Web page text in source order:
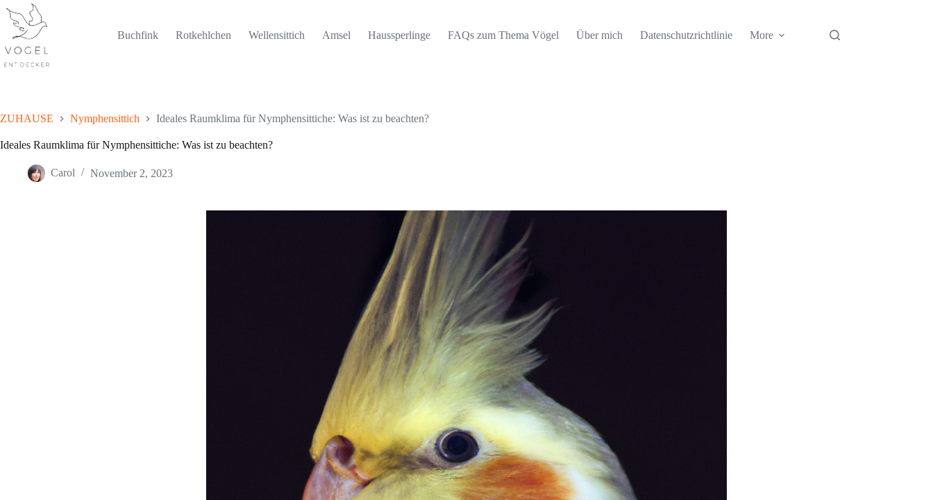
content
Buchfink Rotkehlchen Wellensittich Amsel Haussperlinge FAQs zum Thema Vögel Über mich Datenschutzrichtlinie More
ZUHAUSE Nymphensittich Ideales Raumklima für Nymphensittiche: Was ist zu beachten?
Ideales Raumklima für Nymphensittiche: Was ist zu beachten?
Carol November 2, 2023